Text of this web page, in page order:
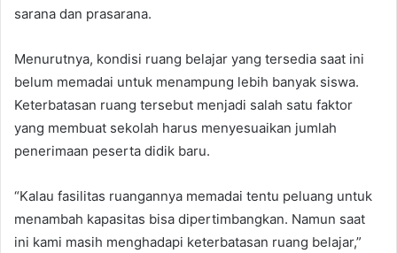
sarana dan prasarana.
Menurutnya, kondisi ruang belajar yang tersedia saat ini
belum memadai untuk menampung lebih banyak siswa.
Keterbatasan ruang tersebut menjadi salah satu faktor
yang membuat sekolah harus menyesuaikan jumlah
penerimaan peserta didik baru.
“Kalau fasilitas ruangannya memadai tentu peluang untuk
menambah kapasitas bisa dipertimbangkan. Namun saat
ini kami masih menghadapi keterbatasan ruang belajar,”